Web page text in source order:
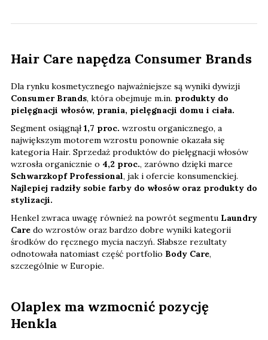
Hair Care napędza Consumer Brands
Dla rynku kosmetycznego najważniejsze są wyniki dywizji
Consumer Brands, która obejmuje m.in. produkty do
pielęgnacji włosów, prania, pielęgnacji domu i ciała.
Segment osiągnął1,7 proc. wzrostu organicznego, a
największym motorem wzrostu ponownie okazała się
kategoria Hair. Sprzedaż produktów do pielęgnacji włosów
wzrosła organicznie o 4,2 proc., zarówno dzięki marce
Schwarzkopf Professional, jak i ofercie konsumenckiej.
Najlepiej radziły sobie farby do włosów oraz produkty do
stylizacji.
Henkel zwraca uwagę również na powrót segmentu Laundry
Care do wzrostów oraz bardzo dobre wyniki kategorii
środków do ręcznego mycia naczyń. Słabsze rezultaty
odnotowała natomiast część portfolio Body Care,
szczególnie w Europie.
Olaplex ma wzmocnić pozycję
Henkla